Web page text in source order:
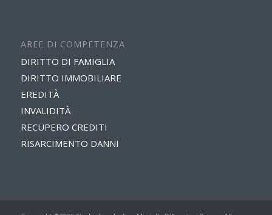
AREE DI COMPETENZA
DIRITTO DI FAMIGLIA
DIRITTO IMMOBILIARE
EREDITÀ
INVALIDITÀ
RECUPERO CREDITI
RISARCIMENTO DANNI